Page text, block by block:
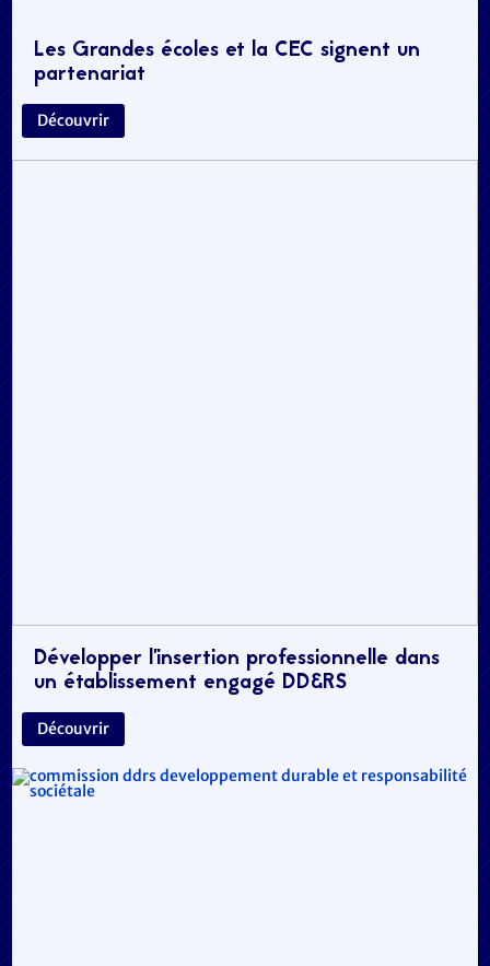
Les Grandes écoles et la CEC signent un
partenariat
Découvrir
Développer l’insertion professionnelle dans
un établissement engagé DD&RS
Découvrir